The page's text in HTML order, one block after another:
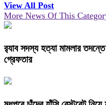
View All Post
More News Of This
র‌্যাব সদস্য হত্যা মামলার
গ্রেফতার